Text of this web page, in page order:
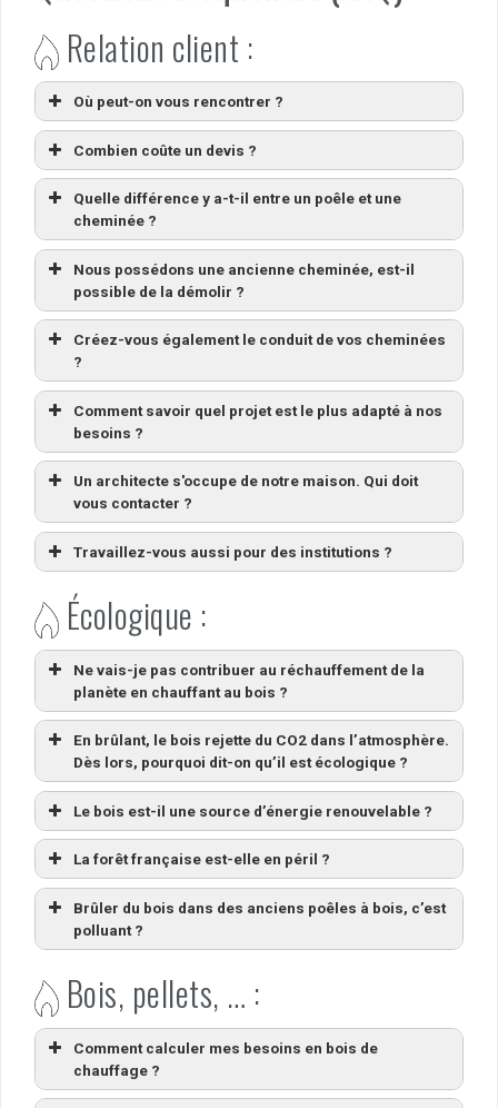
Relation client :
Où peut-on vous rencontrer ?
Combien coûte un devis ?
Quelle différence y a-t-il entre un poêle et une
cheminée ?
Nous possédons une ancienne cheminée, est-il
possible de la démolir ?
Créez-vous également le conduit de vos cheminées
?
Comment savoir quel projet est le plus adapté à nos
besoins ?
Un architecte s'occupe de notre maison. Qui doit
vous contacter ?
Travaillez-vous aussi pour des institutions ?
Écologique :
Ne vais-je pas contribuer au réchauffement de la
planète en chauffant au bois ?
En brûlant, le bois rejette du CO2 dans l’atmosphère.
Dès lors, pourquoi dit-on qu’il est écologique ?
Le bois est-il une source d’énergie renouvelable ?
La forêt française est-elle en péril ?
Brûler du bois dans des anciens poêles à bois, c’est
polluant ?
Bois, pellets, … :
Comment calculer mes besoins en bois de
chauffage ?